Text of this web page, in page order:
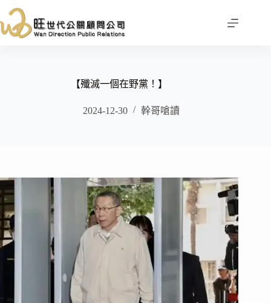
至
主
【殲滅一個在野黨！】
2024-12-30 幹哥嗆讀